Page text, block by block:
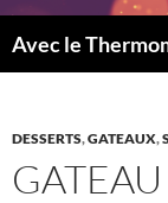
Avec le
DESSERTS,GATEAUX,